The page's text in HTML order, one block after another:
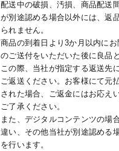
配送中の破損、汚損、商品配送
が別途認める場合以外には、返
られません。
商品の到着日より3か月以内に
のご送付をいただいた後に良品
この際、当社が指定する返送先
ご返送ください。お客様にて元
された場合、ご返金にはお応え
ご了承ください。
また、デジタルコンテンツの場
違い、その他当社が別途認める
を行います。